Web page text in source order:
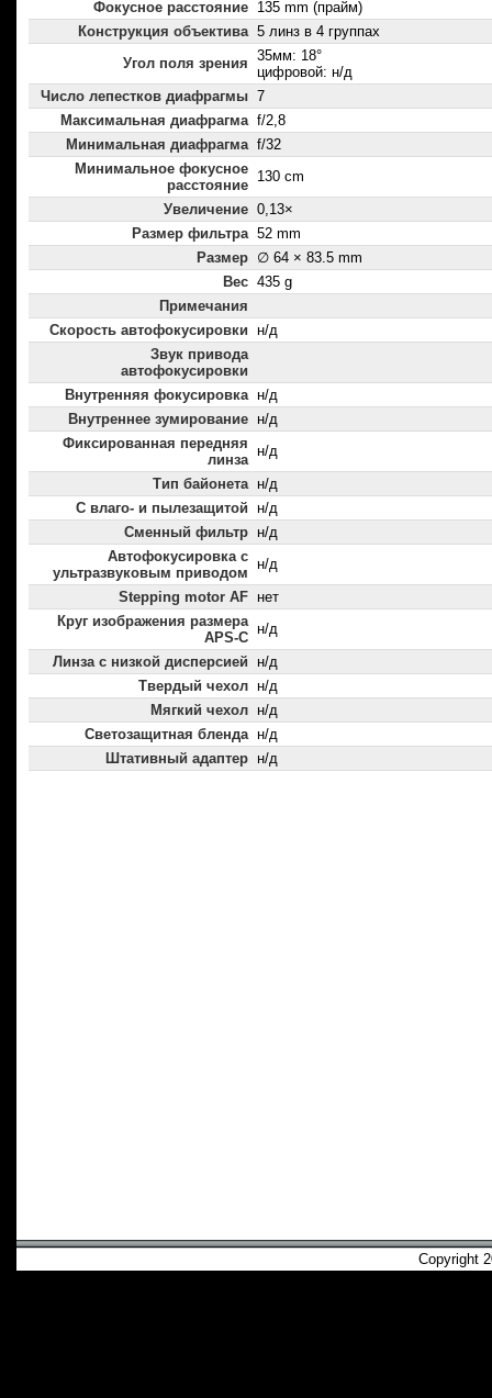
Фокусное расстояние 135 mm (прайм)
Конструкция объектива 5 линз в 4 группах
Угол поля зрения 35мм: 18°
цифровой: н/д
Число лепестков диафрагмы 7
Максимальная диафрагма f/2,8
Минимальная диафрагма f/32
Минимальное фокусное
расстояние
130 cm
Увеличение 0,13×
Размер фильтра 52 mm
Размер ∅ 64 × 83.5 mm
Вес 435 g
Примечания
Скорость автофокусировки н/д
Звук привода
автофокусировки
Внутренняя фокусировка н/д
Внутреннее зумирование н/д
Фиксированная передняя
линза
н/д
Тип байонета н/д
С влаго- и пылезащитой н/д
Сменный фильтр н/д
Автофокусировка с
ультразвуковым приводом
н/д
Stepping motor AF нет
Круг изображения размера
APS-C
н/д
Линза с низкой дисперсией
н/д
Твердый чехол н/д
Мягкий чехол н/д
Светозащитная бленда н/д
Штативный адаптер н/д
Copyright